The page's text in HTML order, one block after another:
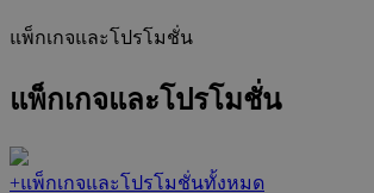
แพ็กเกจและโปรโมชั่น
แพ็กเกจและโปรโมชั่น
+แพ็กเกจและโปรโมชั่นทั้งหมด